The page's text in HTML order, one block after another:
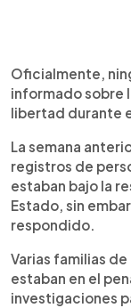
Oficialmente,
informado sobre
libertad durante
La semana
registros de
estaban bajo la
Estado, sin
respondido.
Varias familias
estaban en el
investigaciones